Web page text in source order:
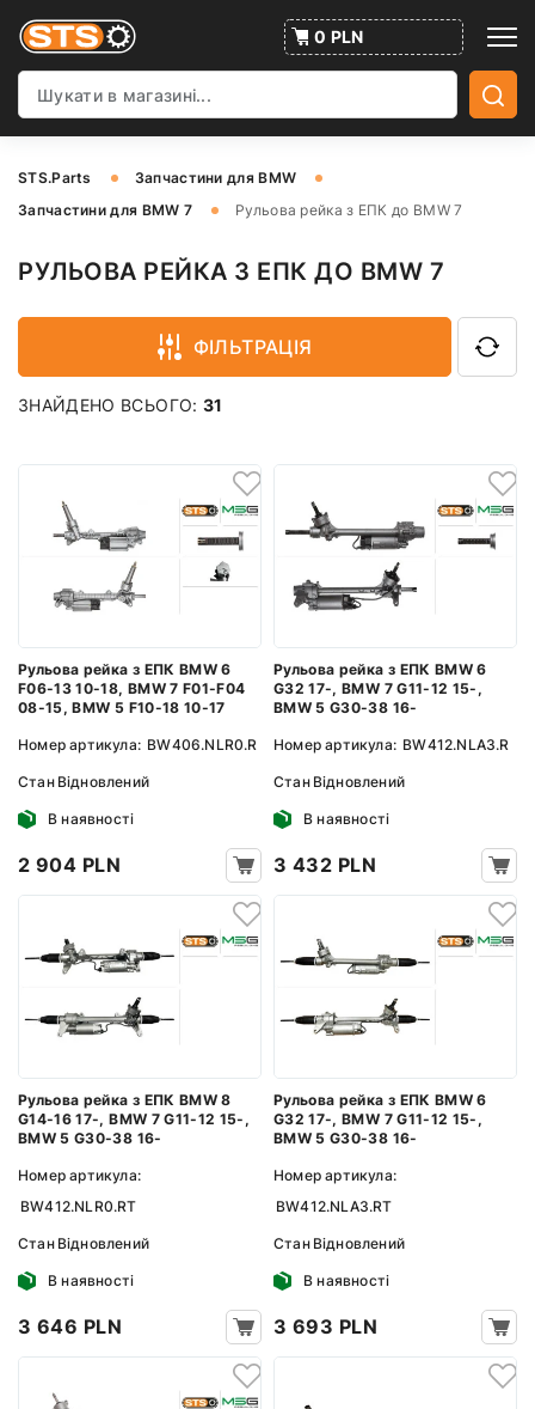
0 PLN
STS.Parts
Запчастини для BMW
Запчастини для BMW 7
Рульова рейка з ЕПК до BMW 7
РУЛЬОВА РЕЙКА З ЕПК ДО BMW 7
ФІЛЬТРАЦІЯ
ЗНАЙДЕНО ВСЬОГО: 31
Рульова рейка з ЕПК BMW 6
F06-13 10-18, BMW 7 F01-F04
08-15, BMW 5 F10-18 10-17
Номер артикула: BW406.NLR0.R
Стан Відновлений
В наявності
2 904 PLN
Рульова рейка з ЕПК BMW 6
G32 17-, BMW 7 G11-12 15-,
BMW 5 G30-38 16-
Номер артикула: BW412.NLA3.R
Стан Відновлений
В наявності
3 432 PLN
Рульова рейка з ЕПК BMW 8
G14-16 17-, BMW 7 G11-12 15-,
BMW 5 G30-38 16-
Номер артикула:
BW412.NLR0.RT
Стан Відновлений
В наявності
3 646 PLN
Рульова рейка з ЕПК BMW 6
G32 17-, BMW 7 G11-12 15-,
BMW 5 G30-38 16-
Номер артикула:
BW412.NLA3.RT
Стан Відновлений
В наявності
3 693 PLN